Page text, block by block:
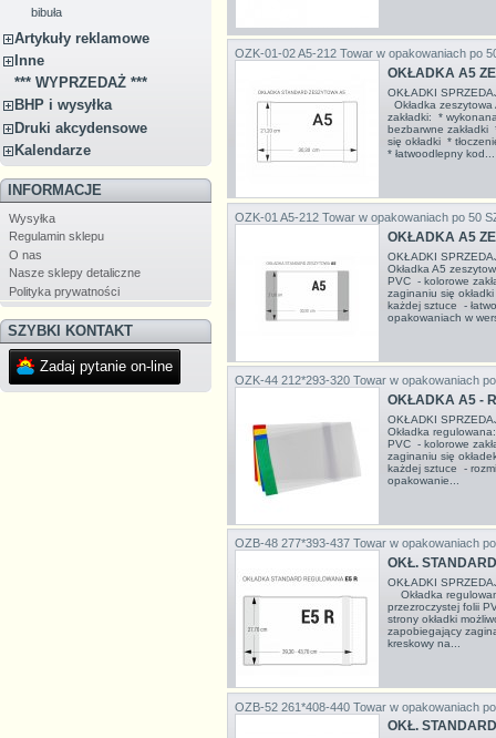
bibuła
Artykuły reklamowe
Inne
*** WYPRZEDAŻ ***
BHP i wysyłka
Druki akcydensowe
Kalendarze
INFORMACJE
Wysyłka
Regulamin sklepu
O nas
Nasze sklepy detaliczne
Polityka prywatności
SZYBKI KONTAKT
Zadaj pytanie on-line
OZK-01-02 A5-212 Towar w opakowaniach po
OKŁADKA A5
OKŁADKI
Okładka
zakładki: *
bezbarwne
się okładki *
* łatwoodlepny kod...
OZK-01 A5-212 Towar w opakowaniach po 50
OKŁADKA A5
OKŁADKI
Okładka A5
PVC - kolorowe
zaginaniu się
każdej sztuce -
opakowaniach w
OZK-44 212*293-320 Towar w opakowaniach
OKŁADKA A5 -
OKŁADKI
Okładka
PVC - kolorowe
zaginaniu się
każdej sztuce -
opakowanie...
OZB-48 277*393-437 Towar w opakowaniach
OKŁ.
OKŁADKI
Okładka
przezroczystej folii
strony okładki
zapobiegający
kreskowy na...
OZB-52 261*408-440 Towar w opakowaniach
OKŁ.